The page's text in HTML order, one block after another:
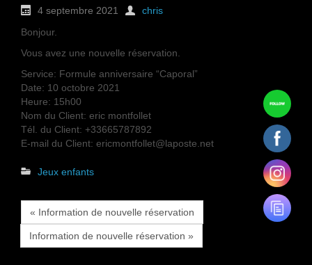
4 septembre 2021
chris
Bonjour.
Vous avez une nouvelle réservation.
Service: Formule anniversaire “Caporal”
Date: 10 octobre 2021
Heure: 15h00
Nom du Client: eric montfollet
Tél. du Client: +33665787892
E-mail du Client: ericmontfollet@laposte.net
Jeux enfants
« Information de nouvelle réservation
Information de nouvelle réservation »